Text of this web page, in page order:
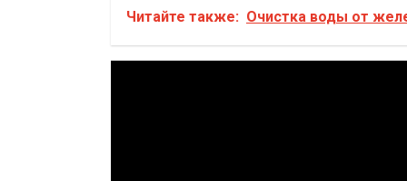
Читайте также: Очистка воды от